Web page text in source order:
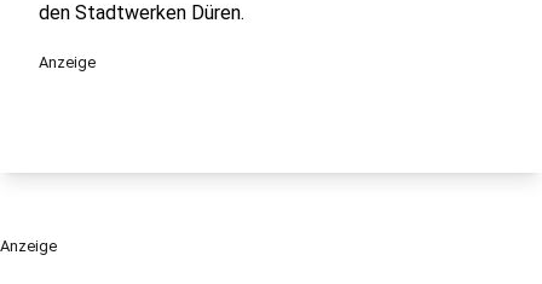
den Stadtwerken Düren.
Anzeige
Anzeige